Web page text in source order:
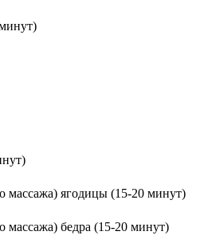
массажа) ягодицы (15-20 минут)
бедра (15-20 минут)